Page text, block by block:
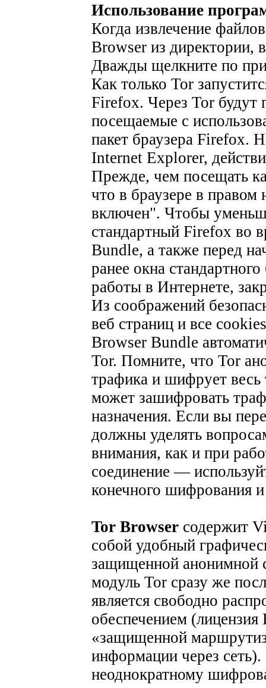
Использование
Когда извлечение
Browser из директории,
Дважды щелкните по
Как только Tor
Firefox. Через Tor будут
посещаемые с
пакет браузера Firefox.
Internet Explorer,
Прежде, чем посещать
что в браузере в
включен". Чтобы
стандартный Firefox во
Bundle, а также перед
ранее окна
работы в Интернете,
Из соображений
веб страниц и все
Browser Bundle
Tor. Помните, что Tor
трафика и шифрует весь
может зашифровать
назначения. Если вы
должны уделять
внимания, как и при
соединение —
конечного шифрования
Tor Browser содержит
собой удобный
защищенной анонимной
модуль Tor сразу же
является свободно
обеспечением (лицензия
«защищенной
информации через
неоднократному